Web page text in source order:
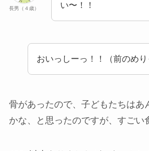
長男（４歳）
い〜！！
おいっしーっ！！（前のめり
骨があったので、子どもたちはあ
かな、と思ったのですが、すごい